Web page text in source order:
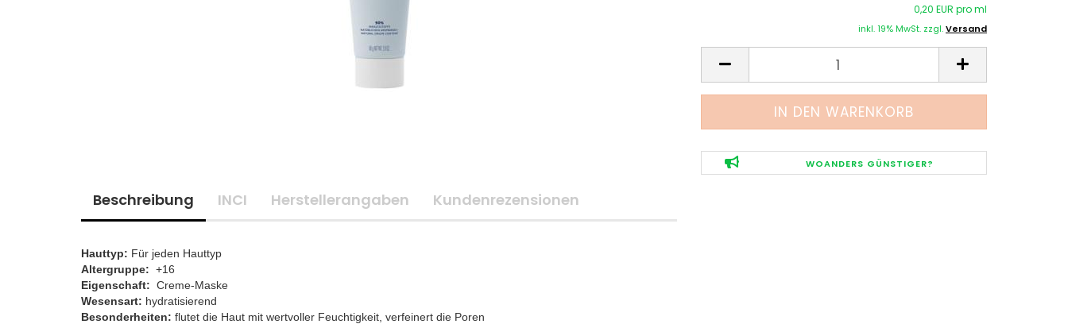
0,20 EUR pro ml
inkl. 19% MwSt. zzgl.Versand
WOANDERS GÜNSTIGER?
Beschreibung INCI Herstellerangaben Kundenrezensionen
Hauttyp: Für jeden Hauttyp
Altergruppe: +16
Eigenschaft: Creme-Maske
Wesensart: hydratisierend
Besonderheiten: flutet die Haut mit wertvoller Feuchtigkeit, verfeinert die Poren